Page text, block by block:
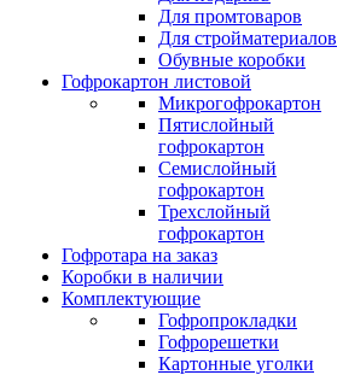
Для промтоваров
Для стройматериалов
Обувные коробки
Гофрокартон листовой
Микрогофрокартон
Пятислойный
гофрокартон
Семислойный
гофрокартон
Трехслойный
гофрокартон
Гофротара на заказ
Коробки в наличии
Комплектующие
Гофропрокладки
Гофрорешетки
Картонные уголки